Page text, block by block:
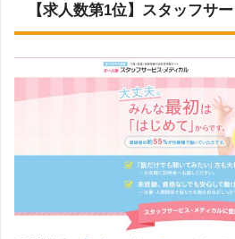
【求人数第1位】スタッフサ